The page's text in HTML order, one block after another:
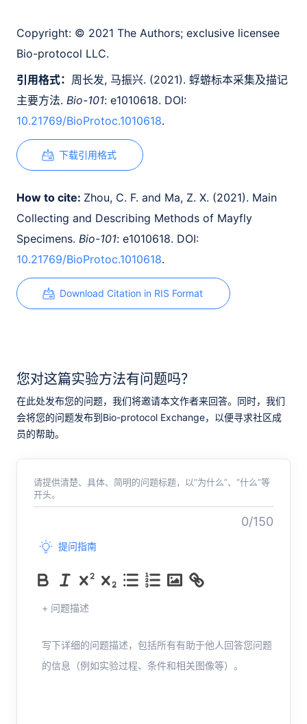
Copyright: © 2021 The Authors; exclusive licensee
Bio-protocol LLC.
引用格式： 周长发, 马振兴. (2021). 蜉蝣标本采集及描记
主要方法. Bio-101: e1010618. DOI:
10.21769/BioProtoc.1010618.
下载引用格式
How to cite: Zhou, C. F. and Ma, Z. X. (2021). Main
Collecting and Describing Methods of Mayfly
Specimens. Bio-101: e1010618. DOI:
10.21769/BioProtoc.1010618.
Download Citation in RIS Format
您对这篇实验方法有问题吗？
在此处发布您的问题，我们将邀请本文作者来回答。同时，我们
会将您的问题发布到Bio-protocol Exchange，以便寻求社区成
员的帮助。
请提供清楚、具体、简明的问题标题，以“为什么”、“什么”等
开头。
0/150
提问指南
+ 问题描述
写下详细的问题描述，包括所有有助于他人回答您问题
的信息（例如实验过程、条件和相关图像等）。